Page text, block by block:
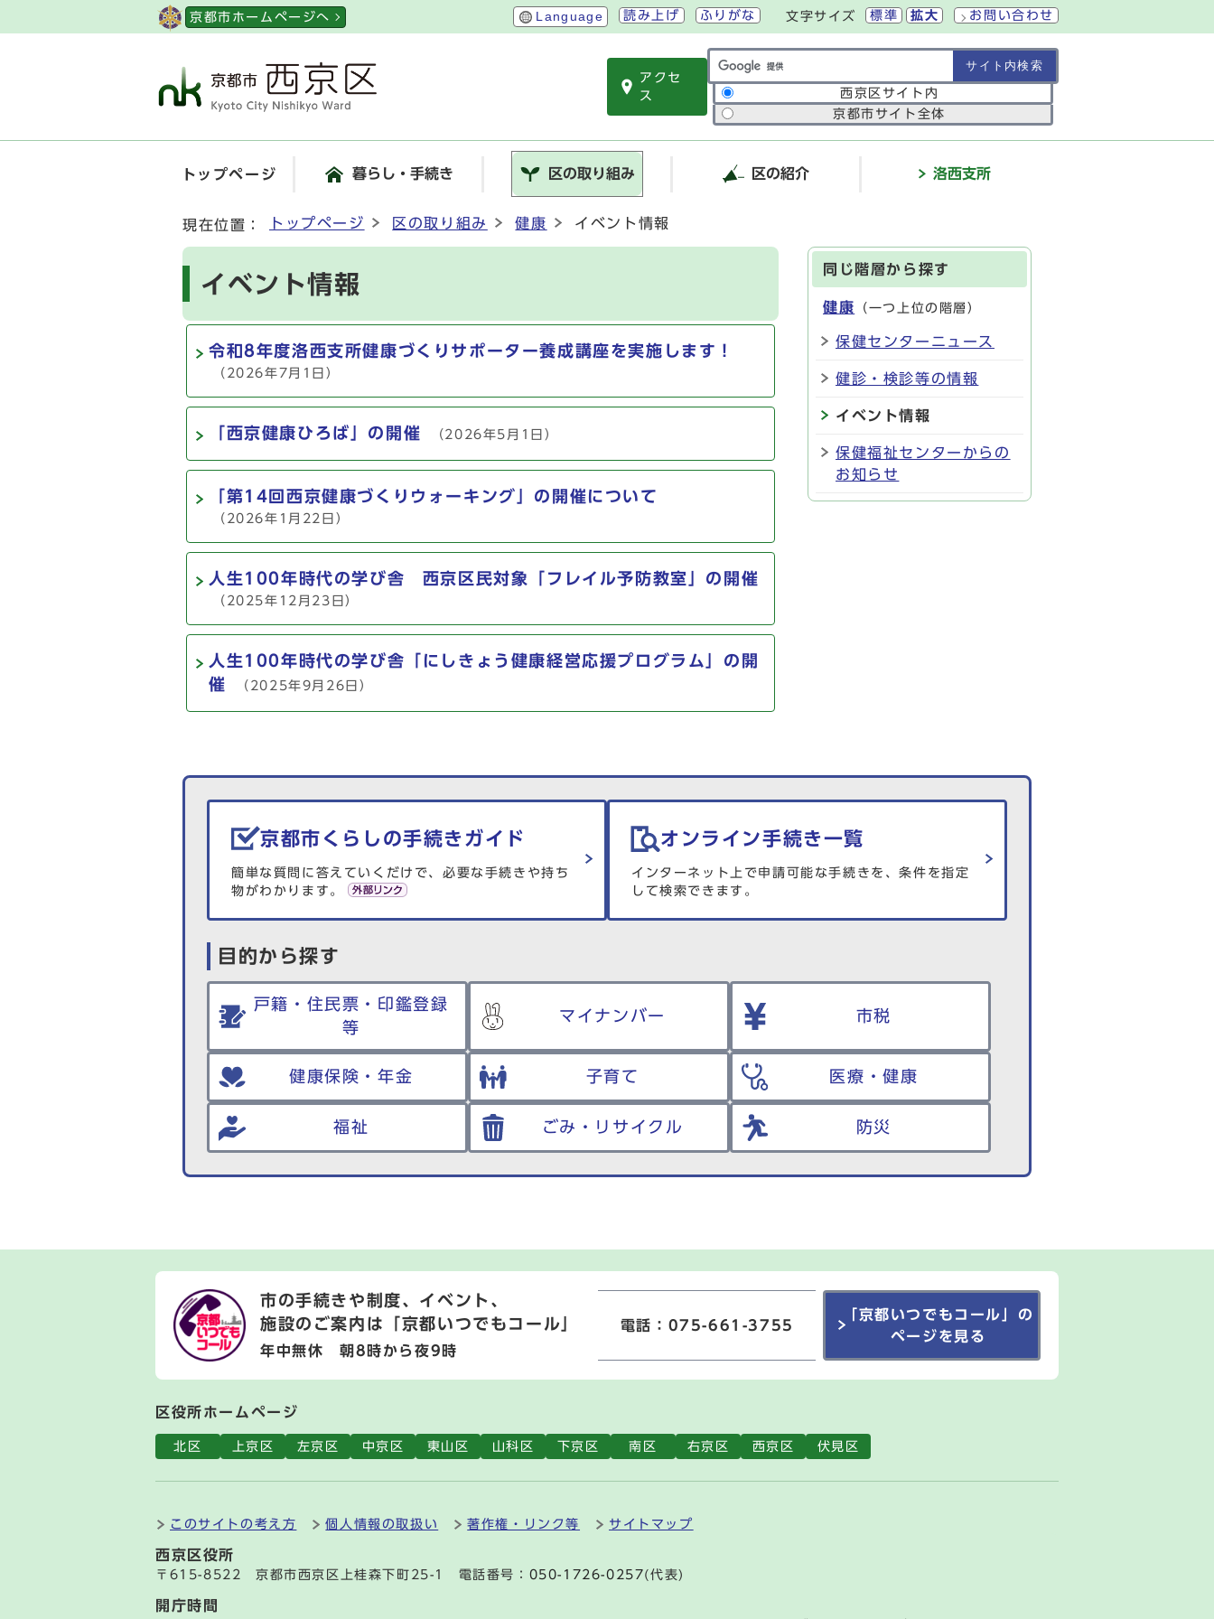
京都市ホームページへ Language 読み上げ ふりがな 文字サイズ 標準 拡大 お問い合わせ
アクセ
ス
サイト内検索の範囲
西京区サイト内
京都市サイト全体
トップページ 暮らし・手続き 区の取り組み 区の紹介 洛西支所
現在位置： トップページ 区の取り組み 健康 イベント情報
イベント情報
令和8年度洛西支所健康づくりサポーター養成講座を実施します！
（2026年7月1日）
「西京健康ひろば」の開催 （2026年5月1日）
「第14回西京健康づくりウォーキング」の開催について
（2026年1月22日）
人生100年時代の学び舎 西京区民対象「フレイル予防教室」の開催
（2025年12月23日）
人生100年時代の学び舎「にしきょう健康経営応援プログラム」の開
催
（2025年9月26日）
同じ階層から探す
健康 （一つ上位の階層）
保健センターニュース
健診・検診等の情報
イベント情報
保健福祉センターからの
お知らせ
生活情報を探す
京都市くらしの手続きガイド
簡単な質問に答えていくだけで、必要な手続きや持ち
物がわかります。
オンライン手続き一覧
インターネット上で申請可能な手続きを、条件を指定
して検索できます。
目的から探す
戸籍・住民票・印鑑登録
等
マイナンバー 市税
健康保険・年金 子育て 医療・健康
福祉 ごみ・リサイクル 防災
市の手続きや制度、イベント、
施設のご案内は
「京都いつでもコール」
年中無休 朝8時から夜9時
電話：075-661-3755
「京都いつでもコール」の
ページを見る
区役所ホームページ
北区 上京区 左京区 中京区 東山区 山科区 下京区 南区 右京区 西京区 伏見区
このサイトの考え方 個人情報の取扱い 著作権・リンク等 サイトマップ
西京区役所
〒615-8522 京都市西京区上桂森下町25-1 電話番号： 050-1726-0257(代表)
開庁時間